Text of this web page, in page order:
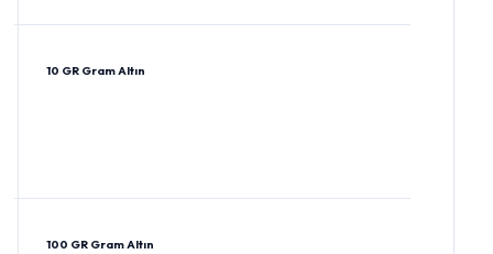
10 GR Gram Altın
100 GR Gram Altın